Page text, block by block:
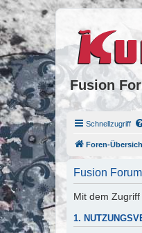
Fusion
Schnellzugriff
Foren-
Fusion
Mit dem
1.